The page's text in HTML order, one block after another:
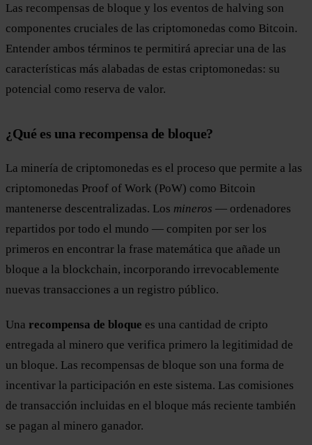
Las recompensas de bloque y los eventos de halving son
componentes cruciales de las criptomonedas como Bitcoin.
Entender ambos términos te permitirá apreciar una de las
características más alabadas de estas criptomonedas: su
potencial como reserva de valor.
¿Qué es una recompensa de bloque?
La minería de criptomonedas es el proceso que permite a las
criptomonedas Proof of Work (PoW) como Bitcoin
mantenerse descentralizadas. Los mineros — ordenadores
repartidos por todo el mundo — compiten por ser los
primeros en encontrar la frase matemática que añade un
bloque a la blockchain, incorporando irrevocablemente
nuevas transacciones a un registro público.
Una recompensa de bloque es una cantidad de cripto
entregada al minero que verifica primero la legitimidad de
un bloque. Las recompensas de bloque son una forma de
incentivar la participación en este sistema. Las comisiones
de transacción incluidas en el bloque más reciente también
se pagan al minero ganador.